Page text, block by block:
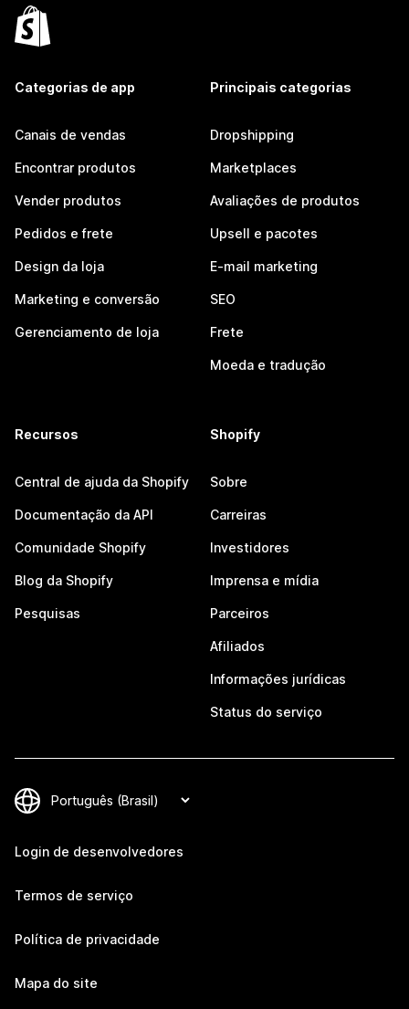
Categorias de app
Canais de vendas
Encontrar produtos
Vender produtos
Pedidos e frete
Design da loja
Marketing e conversão
Gerenciamento de loja
Principais categorias
Dropshipping
Marketplaces
Avaliações de produtos
Upsell e pacotes
E-mail marketing
SEO
Frete
Moeda e tradução
Recursos
Central de ajuda da Shopify
Documentação da API
Comunidade Shopify
Blog da Shopify
Pesquisas
Shopify
Sobre
Carreiras
Investidores
Imprensa e mídia
Parceiros
Afiliados
Informações jurídicas
Status do serviço
Login de desenvolvedores
Termos de serviço
Política de privacidade
Mapa do site